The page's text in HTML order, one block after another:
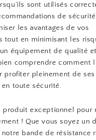
sont utilisés
de
les avantages de vos
tout en minimisant les
équipement de qualité
comprendre comment
profiter pleinement de ses
toute sécurité.
produit exceptionnel pour
! Que vous soyez un
bande de résistance